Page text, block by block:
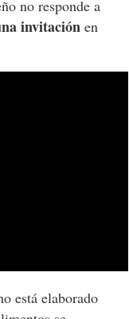
no responde a
invitaciónen
está elaborado